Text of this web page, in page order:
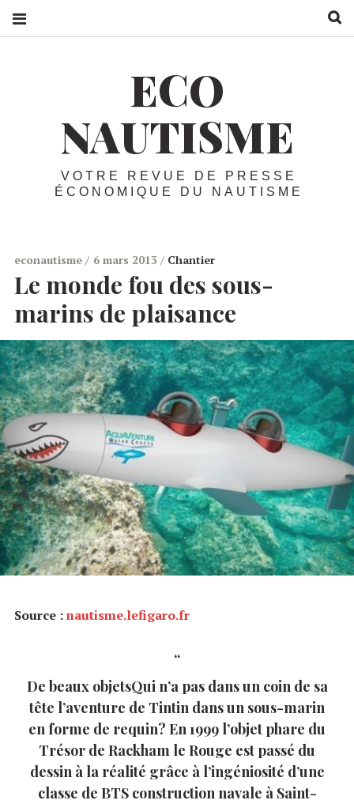
ECO
NAUTISME
VOTRE REVUE DE PRESSE
ÉCONOMIQUE DU NAUTISME
econautisme 6 mars 2013 Chantier
Le monde fou des sous-
marins de plaisance
Source :nautisme.lefigaro.fr
De beaux objetsQui n’a pas dans un coin de sa
tête l’aventure de Tintin dans un sous-marin
en forme de requin? En 1999 l’objet phare du
Trésor de Rackham le Rouge est passé du
dessin à la réalité grâce à l’ingéniosité d’une
classe de BTS construction navale à Saint-